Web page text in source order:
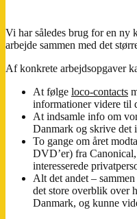
Vi har således brug for en ny
arbejde sammen med det
Af konkrete arbejdsopgaver
At følge loco-contacts
informationer videre til
At indsamle info om
Danmark og skrive det
To gange om året
DVD’er) fra
interesserede
Alt det andet –
det store overblik over
Danmark, og kunne